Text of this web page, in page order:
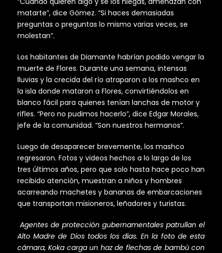
matarte”, dice Gómez. “Si haces demasiadas
preguntas o preguntas lo mismo varias veces, se
molestan”.
Los habitantes de Diamante habrían podido vengar la
muerte de Flores. Durante una semana, intensas
lluvias y la crecida del río atraparon a los mashco en
la isla donde mataron a Flores, convirtiéndolos en
blanco fácil para quienes tenían lanchas de motor y
rifles. “Pero no pudimos hacerlo”, dice Edgar Morales,
jefe de la comunidad. “Son nuestros hermanos”.
Luego de desaparecer brevemente, los mashco
regresaron. Fotos y videos hechos a lo largo de los
tres últimos años, pero que solo hasta hace poco han
recibido atención, muestran a niños y hombres
acarreando machetes y bananas de embarcaciones
que transportan misioneros, leñadores y turistas.
Agentes de protección gubernamentales patrullan el
Alto Madre de Dios todos los días.En la foto de esta
cámara, Koka carga un haz de flechas de bambú con